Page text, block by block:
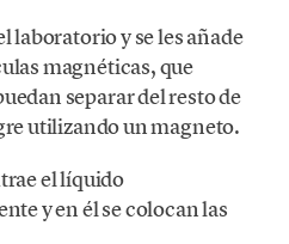
laboratorio y se les añade
magnéticas, que
separar del resto de
utilizando un magneto.
el líquido
y en él se colocan las